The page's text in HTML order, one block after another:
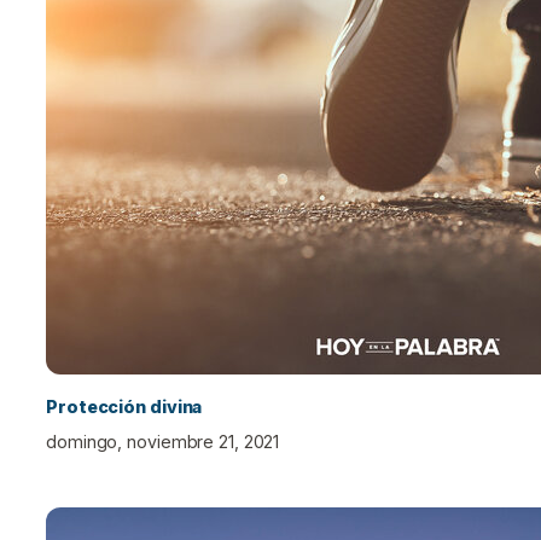
Protección divina
domingo, noviembre 21, 2021